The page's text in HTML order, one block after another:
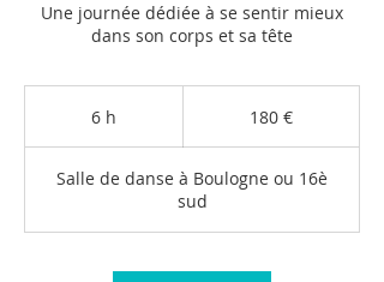
Une journée dédiée à se sentir mieux
dans son corps et sa tête
6 h 180 €
Salle de danse à Boulogne ou 16è
sud